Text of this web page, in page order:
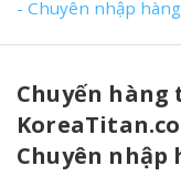
- Chuyên nhập
Chuyến hàng
Chuyên